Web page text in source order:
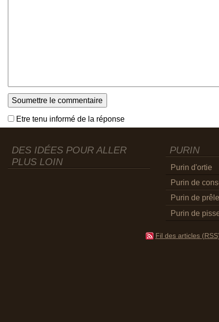
Etre tenu informé de la réponse
DES IDÉES POUR ALLER
PLUS LOIN
PURIN
Purin d'ortie
Purin de
Purin de prêle
Purin de
Fil des articles